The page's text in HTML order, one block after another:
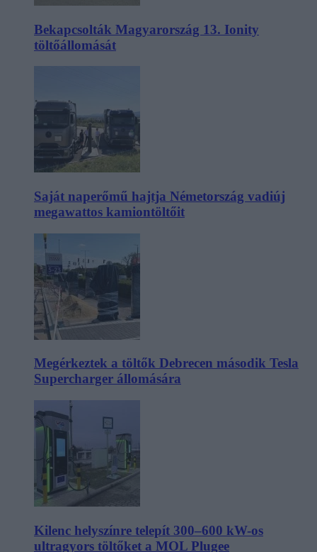
Bekapcsolták Magyarország 13. Ionity
töltőállomását
Saját naperőmű hajtja Németország vadiúj
megawattos kamiontöltőit
Megérkeztek a töltők Debrecen második Tesla
Supercharger állomására
Kilenc helyszínre telepít 300–600 kW-os
ultragyors töltőket a MOL Plugee